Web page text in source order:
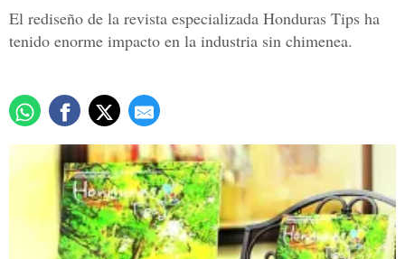
El rediseño de la revista especializada Honduras Tips ha
tenido enorme impacto en la industria sin chimenea.